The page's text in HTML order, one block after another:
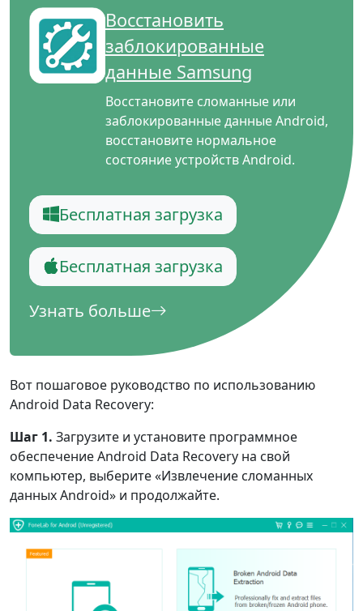
Восстановить
заблокированные
данные Samsung
Восстановите сломанные или
заблокированные данные Android,
восстановите нормальное
состояние устройств Android.
Бесплатная загрузка
Бесплатная загрузка
Узнать больше
Вот пошаговое руководство по использованию
Android Data Recovery:
Шаг 1. Загрузите и установите программное
обеспечение Android Data Recovery на свой
компьютер, выберите «Извлечение сломанных
данных Android» и продолжайте.